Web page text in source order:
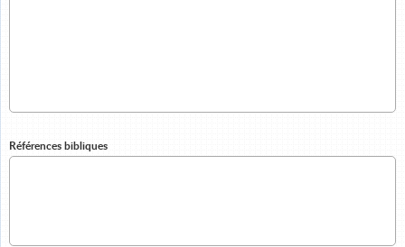
Références bibliques